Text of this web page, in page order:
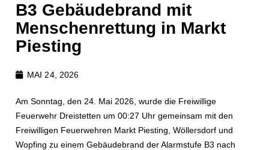
B3 Gebäudebrand mit
Menschenrettung in Markt
Piesting
MAI 24, 2026
Am Sonntag, den 24. Mai 2026, wurde die Freiwillige
Feuerwehr Dreistetten um 00:27 Uhr gemeinsam mit den
Freiwilligen Feuerwehren Markt Piesting, Wöllersdorf und
Wopfing zu einem Gebäudebrand der Alarmstufe B3 nach